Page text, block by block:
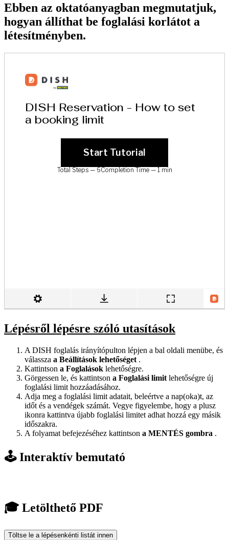
Ebben az oktatóanyagban megmutatjuk,
hogyan állíthat be foglalási korlátot a
létesítményben.
Lépésről lépésre szóló utasítások
A DISH foglalás irányítópulton lépjen a bal oldali menübe, és
válassza a Beállítások lehetőséget .
Kattintson a Foglalások lehetőségre.
Görgessen le, és kattintson a Foglalási limit lehetőségre új
foglalási limit hozzáadásához.
Adja meg a foglalási limit adatait, beleértve a nap(oka)t, az
időt és a vendégek számát. Vegye figyelembe, hogy a plusz
ikonra kattintva újabb foglalási limitet adhat hozzá egy másik
időszakra.
A folyamat befejezéséhez kattintson a MENTÉS gombra .
🕹️ Interaktív bemutató
🎓 Letölthető PDF
Töltse le a lépésenkénti listát innen